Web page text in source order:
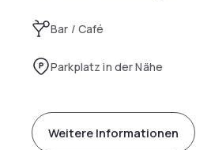
Bar / Café
Parkplatz in der Nähe
Weitere Informationen